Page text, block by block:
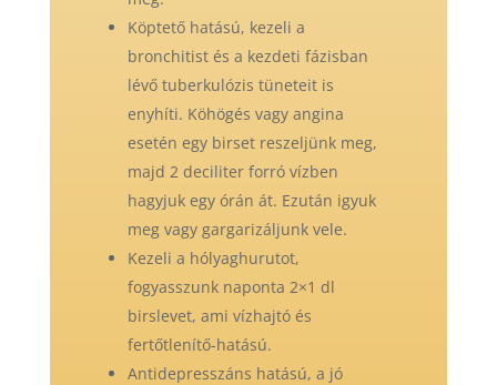
Köptető hatású, kezeli a
bronchitist és a kezdeti fázisban
lévő tuberkulózis tüneteit is
enyhíti. Köhögés vagy angina
esetén egy birset reszeljünk meg,
majd 2 deciliter forró vízben
hagyjuk egy órán át. Ezután igyuk
meg vagy gargarizáljunk vele.
Kezeli a hólyaghurutot,
fogyasszunk naponta 2×1 dl
birslevet, ami vízhajtó és
fertőtlenítő-hatású.
Antidepresszáns hatású, a jó